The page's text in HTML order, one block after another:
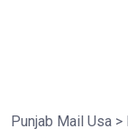
Punjab Mail Usa >